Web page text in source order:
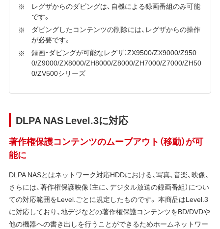
レグザからのダビングは、自機による録画番組のみ可能
です。
ダビングしたコンテンツの削除には、レグザからの操作
が必要です。
録画・ダビングが可能なレグザ：ZX9500/ZX9000/Z950
0/Z9000/ZX8000/ZH8000/Z8000/ZH7000/Z7000/ZH50
0/ZV500シリーズ
DLPA NAS Level.3に対応
著作権保護コンテンツのムーブアウト（移動）が可
能に
DLPA NASとはネットワーク対応HDDにおける、写真、音楽、映像、
さらには、著作権保護映像（主に、デジタル放送の録画番組）につい
ての対応範囲をLevel.ごとに規定したものです。 本商品はLevel.3
に対応しており、地デジなどの著作権保護コンテンツをBD/DVDや
他の機器への書き出しを行うことができるためホームネットワー